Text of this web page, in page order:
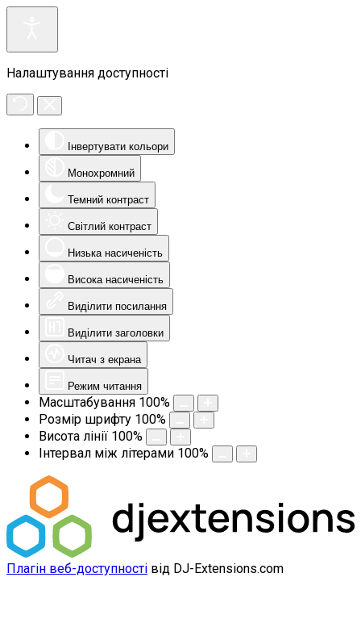
Налаштування доступності
Інвертувати кольори
Монохромний
Темний контраст
Світлий контраст
Низька насиченість
Висока насиченість
Виділити посилання
Виділити заголовки
Читач з екрана
Режим читання
Масштабування 100%
Розмір шрифту 100%
Висота лінії 100%
Інтервал між літерами 100%
Плагін веб-доступності від DJ-Extensions.com